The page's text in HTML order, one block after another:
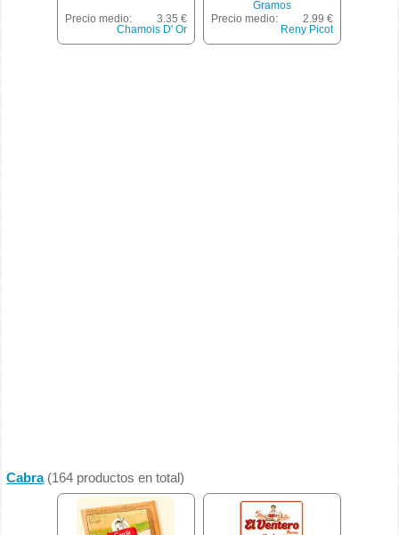
Precio medio:
3.35 €
Chamois D' Or
Gramos
Precio medio:
2.99 €
Reny Picot
Cabra(164 productos en total)